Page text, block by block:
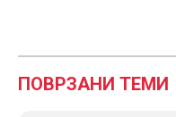
ПОВРЗАНИ ТЕМИ